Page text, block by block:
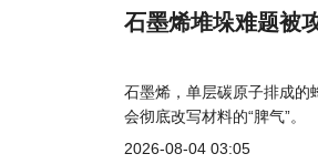
石墨烯堆垛难题被
石墨烯，单层碳原子排成
会彻底改写材料的“脾气”。
2026-08-04 03:05